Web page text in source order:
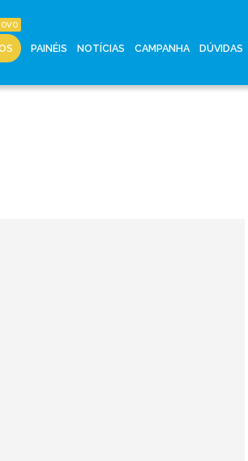
PAINÉIS NOTÍCIAS CAMPANHA DÚVIDAS